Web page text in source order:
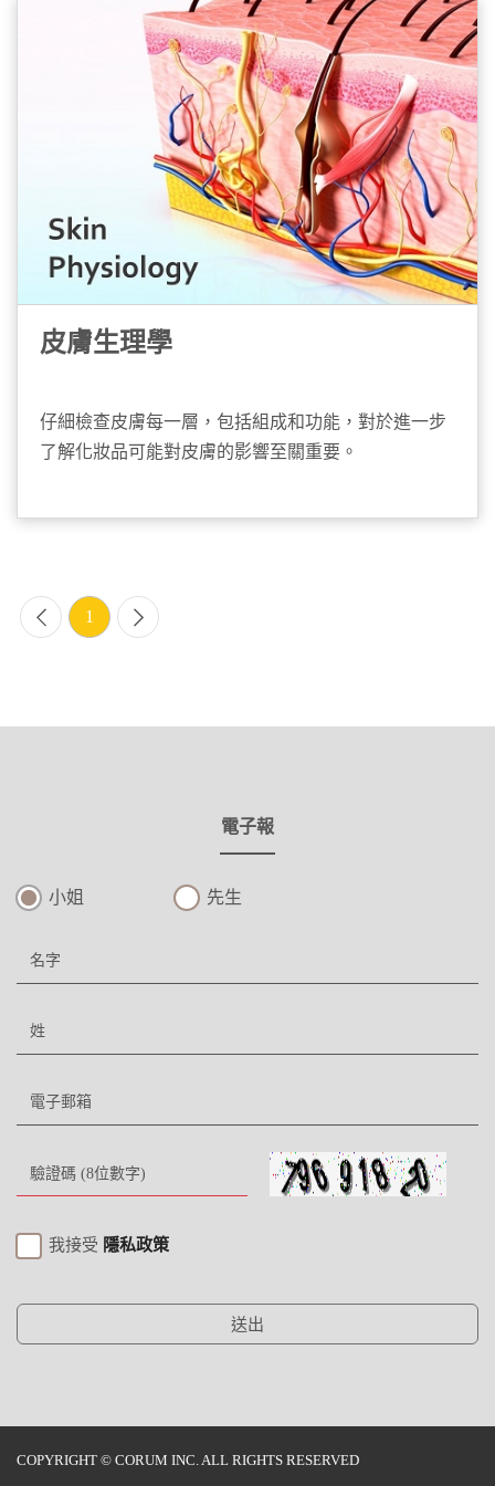
皮膚生理學
仔細檢查皮膚每一層，包括組成和功能，對於進一步
了解化妝品可能對皮膚的影響至關重要。
1
電子報
小姐 先生
我接受 隱私政策
送出
COPYRIGHT © CORUM INC. ALL RIGHTS RESERVED